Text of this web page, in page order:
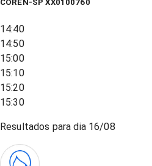
COREN-SP XX0100760
14:40
14:50
15:00
15:10
15:20
15:30
Resultados para dia 16/08